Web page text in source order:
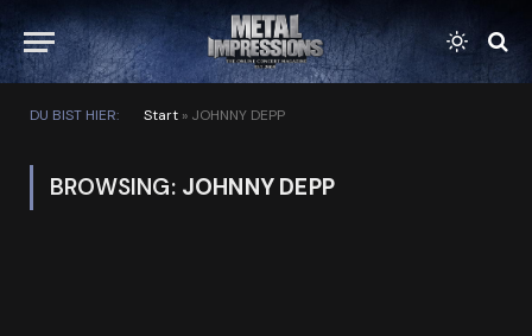
DU BIST HIER: Start » JOHNNY DEPP
BROWSING: JOHNNY DEPP